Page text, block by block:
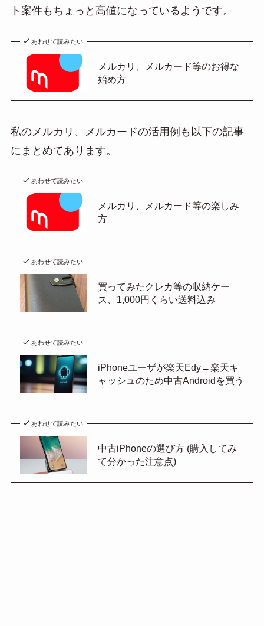
ト案件もちょっと高値になっているようです。
あわせて読みたい
メルカリ、メルカード等のお得な
始め方
私のメルカリ、メルカードの活用例も以下の記事
にまとめてあります。
あわせて読みたい
メルカリ、メルカード等の楽しみ
方
あわせて読みたい
買ってみたクレカ等の収納ケー
ス、1,000円くらい送料込み
あわせて読みたい
iPhoneユーザが楽天Edy→楽天キ
ャッシュのため中古Androidを買う
あわせて読みたい
中古iPhoneの選び方 (購入してみ
て分かった注意点)